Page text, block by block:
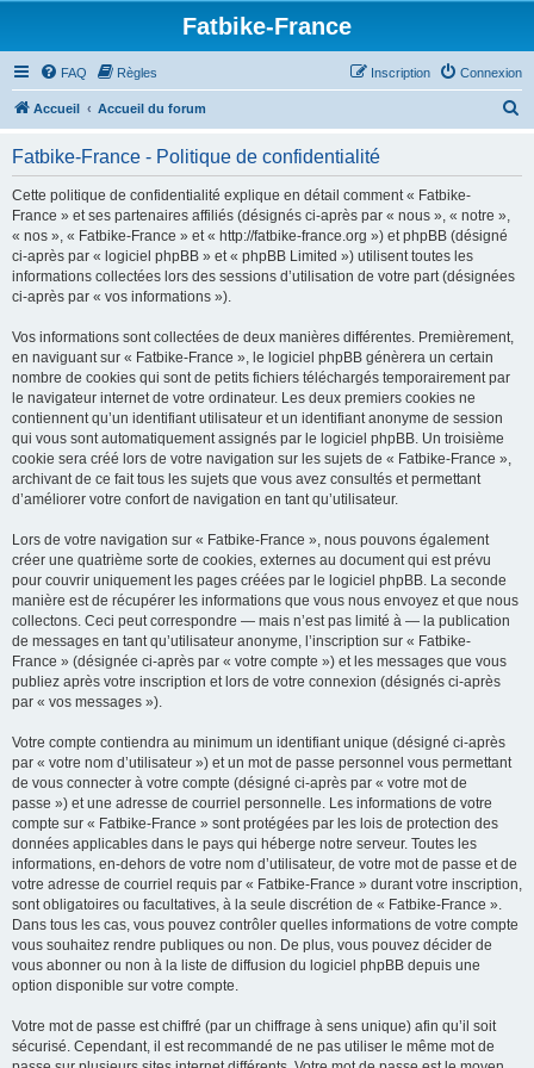
Fatbike-France
FAQ Règles Connexion
Inscription
Accueil Accueil du forum
Fatbike-France - Politique de confidentialité
Cette politique de confidentialité explique en détail comment « Fatbike-
France » et ses partenaires affiliés (désignés ci-après par « nous », « notre »,
« nos », « Fatbike-France » et « http://fatbike-france.org ») et phpBB (désigné
ci-après par « logiciel phpBB » et « phpBB Limited ») utilisent toutes les
informations collectées lors des sessions d’utilisation de votre part (désignées
ci-après par « vos informations »).
Vos informations sont collectées de deux manières différentes. Premièrement,
en naviguant sur « Fatbike-France », le logiciel phpBB génèrera un certain
nombre de cookies qui sont de petits fichiers téléchargés temporairement par
le navigateur internet de votre ordinateur. Les deux premiers cookies ne
contiennent qu’un identifiant utilisateur et un identifiant anonyme de session
qui vous sont automatiquement assignés par le logiciel phpBB. Un troisième
cookie sera créé lors de votre navigation sur les sujets de « Fatbike-France »,
archivant de ce fait tous les sujets que vous avez consultés et permettant
d’améliorer votre confort de navigation en tant qu’utilisateur.
Lors de votre navigation sur « Fatbike-France », nous pouvons également
créer une quatrième sorte de cookies, externes au document qui est prévu
pour couvrir uniquement les pages créées par le logiciel phpBB. La seconde
manière est de récupérer les informations que vous nous envoyez et que nous
collectons. Ceci peut correspondre — mais n’est pas limité à — la publication
de messages en tant qu’utilisateur anonyme, l’inscription sur « Fatbike-
France » (désignée ci-après par « votre compte ») et les messages que vous
publiez après votre inscription et lors de votre connexion (désignés ci-après
par « vos messages »).
Votre compte contiendra au minimum un identifiant unique (désigné ci-après
par « votre nom d’utilisateur ») et un mot de passe personnel vous permettant
de vous connecter à votre compte (désigné ci-après par « votre mot de
passe ») et une adresse de courriel personnelle. Les informations de votre
compte sur « Fatbike-France » sont protégées par les lois de protection des
données applicables dans le pays qui héberge notre serveur. Toutes les
informations, en-dehors de votre nom d’utilisateur, de votre mot de passe et de
votre adresse de courriel requis par « Fatbike-France » durant votre inscription,
sont obligatoires ou facultatives, à la seule discrétion de « Fatbike-France ».
Dans tous les cas, vous pouvez contrôler quelles informations de votre compte
vous souhaitez rendre publiques ou non. De plus, vous pouvez décider de
vous abonner ou non à la liste de diffusion du logiciel phpBB depuis une
option disponible sur votre compte.
Votre mot de passe est chiffré (par un chiffrage à sens unique) afin qu’il soit
sécurisé. Cependant, il est recommandé de ne pas utiliser le même mot de